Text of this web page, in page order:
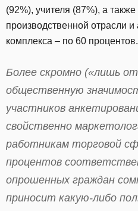
(92%), учителя (87%), а
производственной отрасли
комплекса – по 60 процентов.
Более скромно («лишь
общественную
участников
свойственно
работникам торговой
процентов
опрошенных граждан
приносит какую-либо